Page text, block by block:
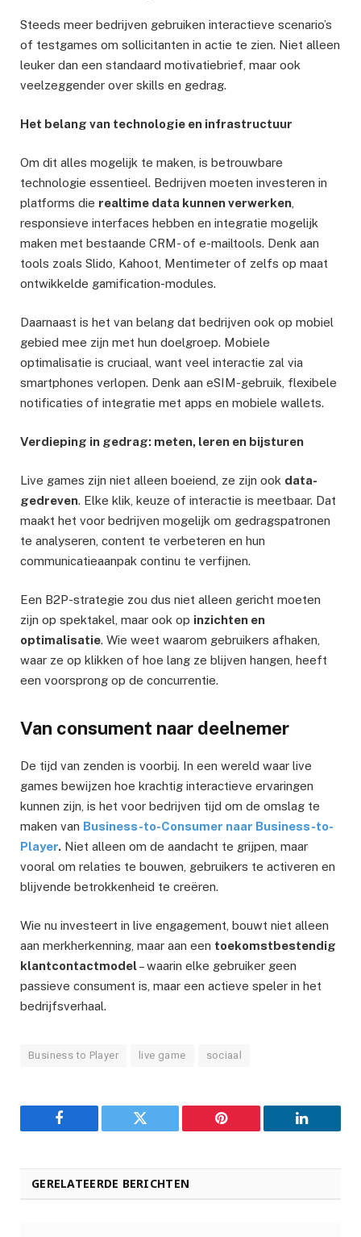
Steeds meer bedrijven gebruiken interactieve scenario’s
of testgames om sollicitanten in actie te zien. Niet alleen
leuker dan een standaard motivatiebrief, maar ook
veelzeggender over skills en gedrag.
Het belang van technologie en infrastructuur
Om dit alles mogelijk te maken, is betrouwbare
technologie essentieel. Bedrijven moeten investeren in
platforms die realtime data kunnen verwerken
responsieve interfaces hebben en integratie mogelijk
maken met bestaande CRM- of e-mailtools. Denk aan
tools zoals Slido, Kahoot, Mentimeter of zelfs op maat
ontwikkelde gamification-modules.
Daarnaast is het van belang dat bedrijven ook op mobiel
gebied mee zijn met hun doelgroep. Mobiele
optimalisatie is cruciaal, want veel interactie zal via
smartphones verlopen. Denk aan eSIM-gebruik, flexibele
notificaties of integratie met apps en mobiele wallets.
Verdieping in gedrag: meten, leren en bijsturen
Live games zijn niet alleen boeiend, ze zijn ook data-
gedreven. Elke klik, keuze of interactie is meetbaar. Dat
maakt het voor bedrijven mogelijk om gedragspatronen
te analyseren, content te verbeteren en hun
communicatieaanpak continu te verfijnen.
Een B2P-strategie zou dus niet alleen gericht moeten
zijn op spektakel, maar ook op inzichten en
optimalisatie. Wie weet waarom gebruikers afhaken,
waar ze op klikken of hoe lang ze blijven hangen, heeft
een voorsprong op de concurrentie.
Van consument naar deelnemer
De tijd van zenden is voorbij. In een wereld waar live
games bewijzen hoe krachtig interactieve ervaringen
kunnen zijn, is het voor bedrijven tijd om de omslag te
maken van Business-to-Consumer naar Business-to-
Player. Niet alleen om de aandacht te grijpen, maar
vooral om relaties te bouwen, gebruikers te activeren en
blijvende betrokkenheid te creëren.
Wie nu investeert in live engagement, bouwt niet alleen
aan merkherkenning, maar aan een toekomstbestendig
klantcontactmodel– waarin elke gebruiker geen
passieve consument is, maar een actieve speler in het
bedrijfsverhaal.
Business to Player live game sociaal
Facebook Twitter Pinterest LinkedIn
GERELATEERDE BERICHTEN